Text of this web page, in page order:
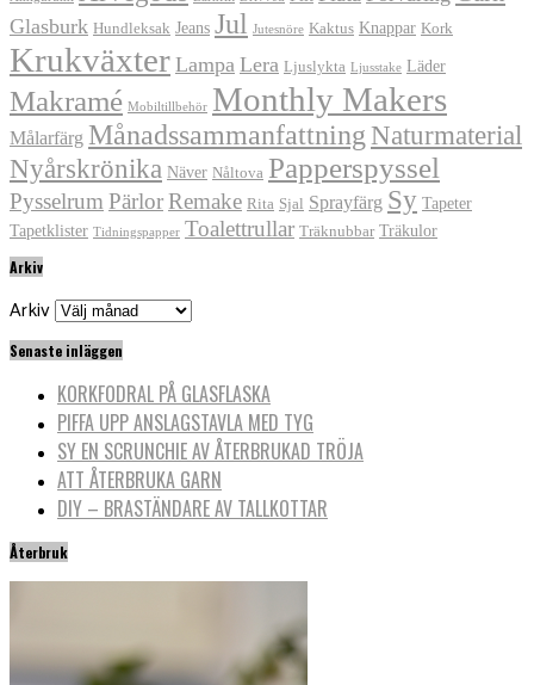
Glasburk Hundleksak Jeans Jul Jutesnöre Kaktus Knappar Kork
Krukväxter Lampa Lera Ljuslykta Ljusstake Läder
Makramé Mobiltillbehör Monthly Makers
Målarfärg Månadssammanfattning Naturmaterial
Nyårskrönika Näver Nåltova Papperspyssel
Pysselrum PärlorRemake Rita Sjal Sprayfärg Sy Tapeter
Tapetklister Tidningspapper Toalettrullar Träknubbar Träkulor
Arkiv
Arkiv
Senaste inläggen
KORKFODRAL PÅ GLASFLASKA
PIFFA UPP ANSLAGSTAVLA MED TYG
SY EN SCRUNCHIE AV ÅTERBRUKAD TRÖJA
ATT ÅTERBRUKA GARN
DIY – BRASTÄNDARE AV TALLKOTTAR
Återbruk